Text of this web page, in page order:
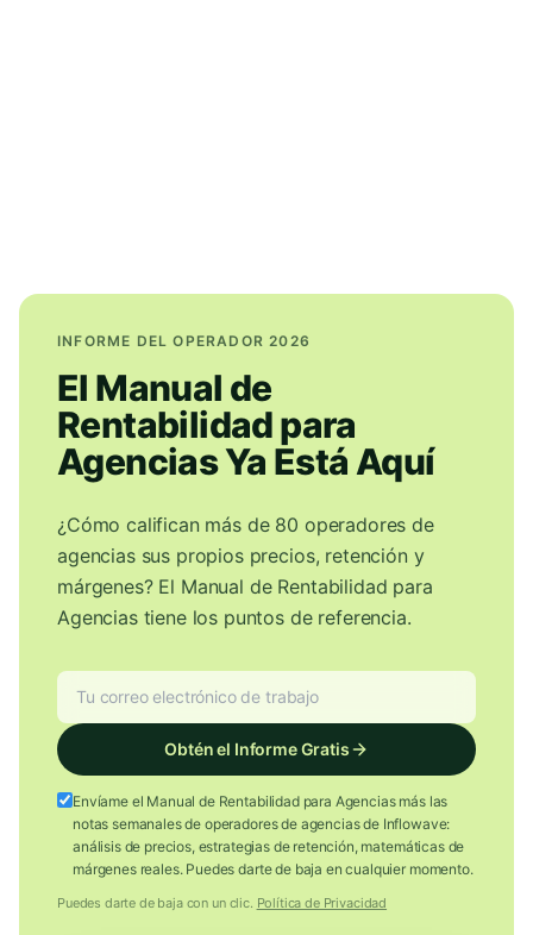
INFORME DEL OPERADOR 2026
El Manual de
Rentabilidad para
Agencias Ya Está Aquí
¿Cómo califican más de 80 operadores de
agencias sus propios precios, retención y
márgenes? El Manual de Rentabilidad para
Agencias tiene los puntos de referencia.
Obtén el Informe Gratis
Envíame el Manual de Rentabilidad para Agencias más las
notas semanales de operadores de agencias de Inflowave:
análisis de precios, estrategias de retención, matemáticas de
márgenes reales. Puedes darte de baja en cualquier momento.
Puedes darte de baja con un clic. Política de Privacidad